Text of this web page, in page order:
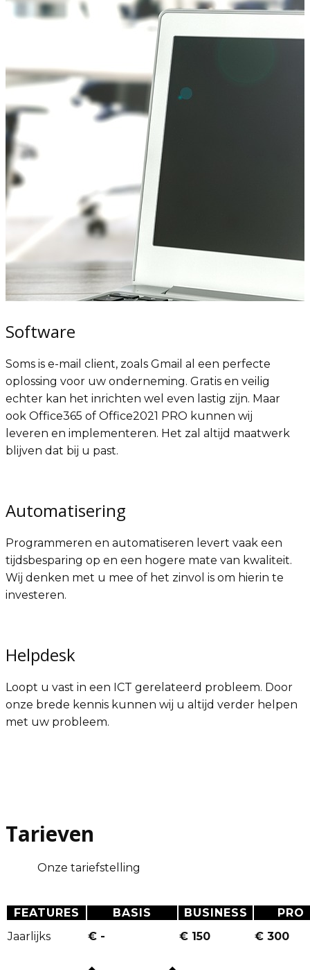
Software
Soms is e-mail client, zoals Gmail al een perfecte
oplossing voor uw onderneming. Gratis en veilig
echter kan het inrichten wel even lastig zijn. Maar
ook Office365 of Office2021 PRO kunnen wij
leveren en implementeren. Het zal altijd maatwerk
blijven dat bij u past.
Automatisering
Programmeren en automatiseren levert vaak een
tijdsbesparing op en een hogere mate van kwaliteit.
Wij denken met u mee of het zinvol is om hierin te
investeren.
Helpdesk
Loopt u vast in een ICT gerelateerd probleem. Door
onze brede kennis kunnen wij u altijd verder helpen
met uw probleem.
Tarieven
Onze tariefstelling
FEATURES BASIS BUSINESS
PRO
Jaarlijks
€ - € 150 € 300